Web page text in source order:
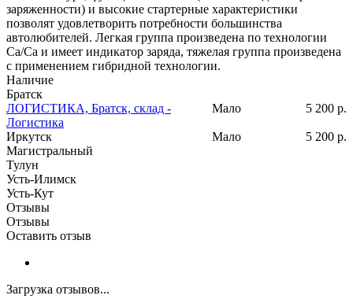
заряженности) и высокие стартерные характеристики
позволят удовлетворить потребности большинства
автолюбителей. Легкая группа произведена по технологии
Ca/Ca и имеет индикатор заряда, тяжелая группа произведена
с применением гибридной технологии.
Наличие
Братск
Мало
5 200 р.
ЛОГИСТИКА, Братск, склад -
Логистика
Мало
5 200 р.
Иркутск
Магистральный
Тулун
Усть-Илимск
Усть-Кут
Отзывы
Отзывы
Оставить отзыв
Загрузка отзывов...